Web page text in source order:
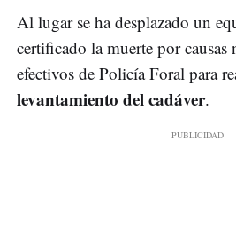
Al lugar se ha desplazado un
certificado la muerte por causas
efectivos de Policía Foral para
levantamiento del cadáver.